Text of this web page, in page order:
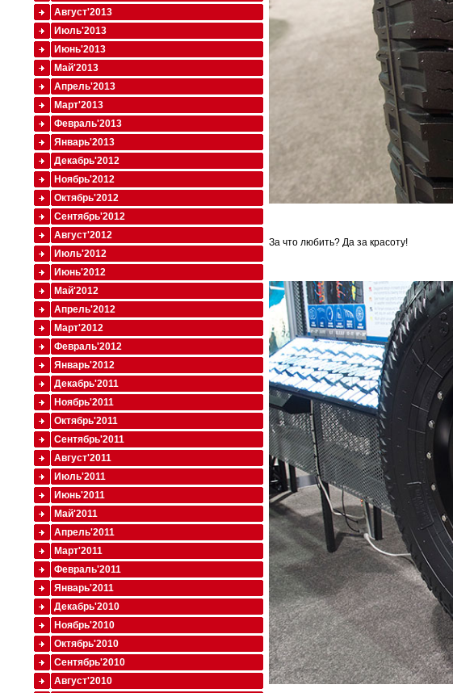
За что любить? Да за красоту!
Август'2013
Июль'2013
Июнь'2013
Май'2013
Апрель'2013
Март'2013
Февраль'2013
Январь'2013
Декабрь'2012
Ноябрь'2012
Октябрь'2012
Сентябрь'2012
Август'2012
Июль'2012
Июнь'2012
Май'2012
Апрель'2012
Март'2012
Февраль'2012
Январь'2012
Декабрь'2011
Ноябрь'2011
Октябрь'2011
Сентябрь'2011
Август'2011
Июль'2011
Июнь'2011
Май'2011
Апрель'2011
Март'2011
Февраль'2011
Январь'2011
Декабрь'2010
Ноябрь'2010
Октябрь'2010
Сентябрь'2010
Август'2010